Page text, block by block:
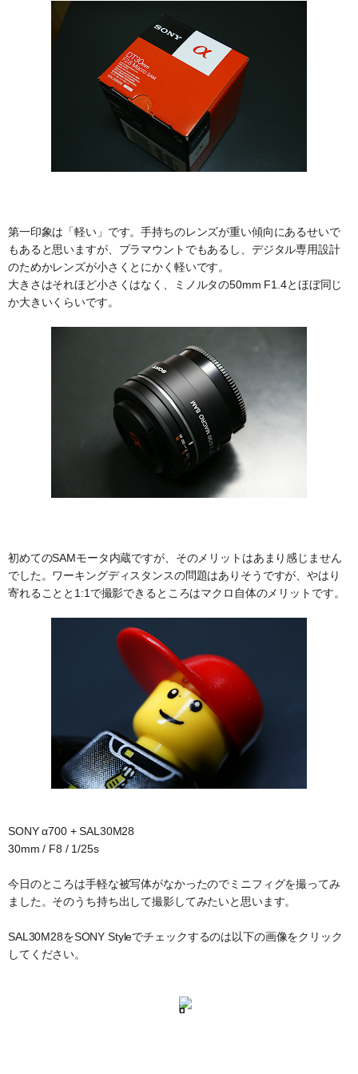
第一印象は「軽い」です。手持ちのレンズが重い傾向にあるせいで
もあると思いますが、プラマウントでもあるし、デジタル専用設計
のためかレンズが小さくとにかく軽いです。
大きさはそれほど小さくはなく、ミノルタの50mm F1.4とほぼ同じ
か大きいくらいです。
初めてのSAMモータ内蔵ですが、そのメリットはあまり感じません
でした。ワーキングディスタンスの問題はありそうですが、やはり
寄れることと1:1で撮影できるところはマクロ自体のメリットです。
SONY α700 + SAL30M28
30mm / F8 / 1/25s
今日のところは手軽な被写体がなかったのでミニフィグを撮ってみ
ました。そのうち持ち出して撮影してみたいと思います。
SAL30M28をSONY Styleでチェックするのは以下の画像をクリック
してください。